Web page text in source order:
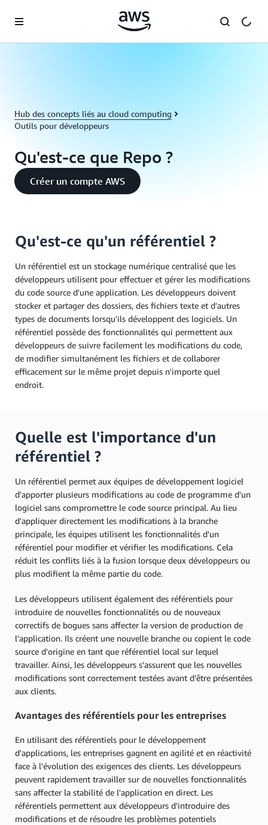
Hub des concepts liés au cloud computing
Outils pour développeurs
Qu'est-ce que Repo ?
Créer un compte AWS
Qu'est-ce qu'un référentiel ?
Un référentiel est un stockage numérique centralisé que les
développeurs utilisent pour effectuer et gérer les modifications
du code source d'une application. Les développeurs doivent
stocker et partager des dossiers, des fichiers texte et d'autres
types de documents lorsqu'ils développent des logiciels. Un
référentiel possède des fonctionnalités qui permettent aux
développeurs de suivre facilement les modifications du code,
de modifier simultanément les fichiers et de collaborer
efficacement sur le même projet depuis n'importe quel
endroit.
Quelle est l'importance d'un
référentiel ?
Un référentiel permet aux équipes de développement logiciel
d'apporter plusieurs modifications au code de programme d'un
logiciel sans compromettre le code source principal. Au lieu
d'appliquer directement les modifications à la branche
principale, les équipes utilisent les fonctionnalités d'un
référentiel pour modifier et vérifier les modifications. Cela
réduit les conflits liés à la fusion lorsque deux développeurs ou
plus modifient la même partie du code.
Les développeurs utilisent également des référentiels pour
introduire de nouvelles fonctionnalités ou de nouveaux
correctifs de bogues sans affecter la version de production de
l'application. Ils créent une nouvelle branche ou copient le code
source d'origine en tant que référentiel local sur lequel
travailler. Ainsi, les développeurs s'assurent que les nouvelles
modifications sont correctement testées avant d'être présentées
aux clients.
Avantages des référentiels pour les entreprises
En utilisant des référentiels pour le développement
d'applications, les entreprises gagnent en agilité et en réactivité
face à l'évolution des exigences des clients. Les développeurs
peuvent rapidement travailler sur de nouvelles fonctionnalités
sans affecter la stabilité de l'application en direct. Les
référentiels permettent aux développeurs d'introduire des
modifications et de résoudre les problèmes potentiels